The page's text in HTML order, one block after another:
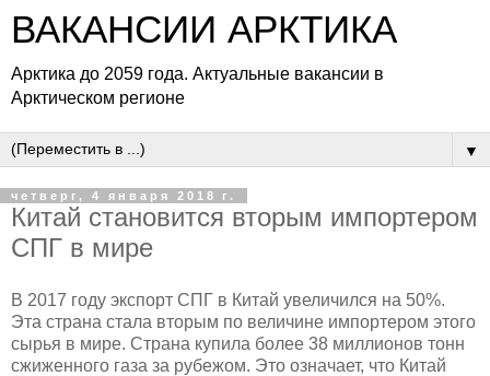
ВАКАНСИИ АРКТИКА
Арктика до 2059 года. Актуальные вакансии в
Арктическом регионе
▼
четверг, 4 января 2018 г.
Китай становится вторым импортером
СПГ в мире
В 2017 году экспорт СПГ в Китай увеличился на 50%.
Эта страна стала вторым по величине импортером этого
сырья в мире. Страна купила более 38 миллионов тонн
сжиженного газа за рубежом. Это означает, что Китай